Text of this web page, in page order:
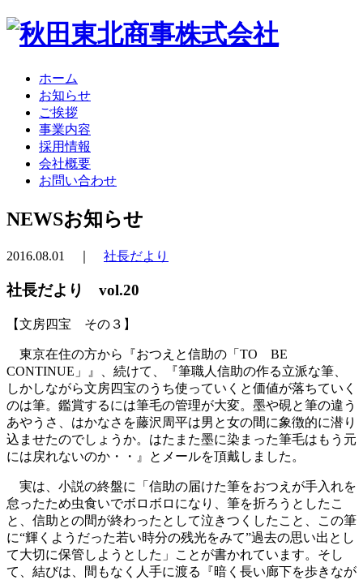
ホーム
お知らせ
ご挨拶
事業内容
採用情報
会社概要
お問い合わせ
NEWSお知らせ
2016.08.01 ｜ 社長だより
社長だより vol.20
【文房四宝 その３】
東京在住の方から『おつえと信助の「TO BE
CONTINUE」』、続けて、『筆職人信助の作る立派な筆、
しかしながら文房四宝のうち使っていくと価値が落ちていく
のは筆。鑑賞するには筆毛の管理が大変。墨や硯と筆の違う
あやうさ、はかなさを藤沢周平は男と女の間に象徴的に潜り
込ませたのでしょうか。はたまた墨に染まった筆毛はもう元
には戻れないのか・・』とメールを頂戴しました。
実は、小説の終盤に「信助の届けた筆をおつえが手入れを
怠ったため虫食いでボロボロになり、筆を折ろうとしたこ
と、信助との間が終わったとして泣きつくしたこと、この筆
に“輝くようだった若い時分の残光をみて”過去の思い出とし
て大切に保管しようとした」ことが書かれています。そし
て、結びは、間もなく人手に渡る『暗く長い廊下を歩きなが